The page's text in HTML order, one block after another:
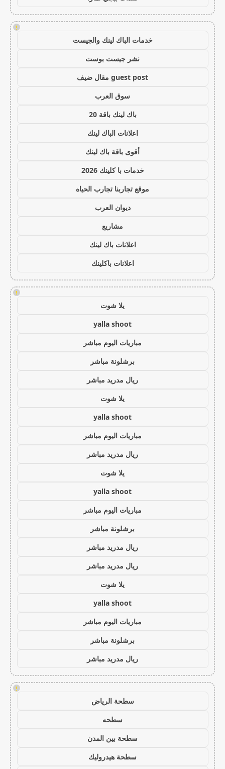
!
خدمات الباك لينك والجيست
نشر جيست بوست
guest post مقال ضيف
سوق العرب
باك لينك باقة 20
اعلانات الباك لينك
أقوى باقة باك لينك
خدمات با كلينك 2026
موقع تجاربنا تجارب الحياه
ديوان العرب
مشاريع
اعلانات باك لينك
اعلانات باكلينك
!
يلا شوت
yalla shoot
مباريات اليوم مباشر
برشلونة مباشر
ريال مدريد مباشر
يلا شوت
yalla shoot
مباريات اليوم مباشر
ريال مدريد مباشر
يلا شوت
yalla shoot
مباريات اليوم مباشر
برشلونة مباشر
ريال مدريد مباشر
ريال مدريد مباشر
يلا شوت
yalla shoot
مباريات اليوم مباشر
برشلونة مباشر
ريال مدريد مباشر
!
سطحة الرياض
سطحه
سطحة بين المدن
سطحة هيدروليك